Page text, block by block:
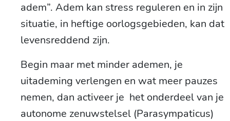
adem”. Adem kan stress reguleren en in zijn
situatie, in heftige oorlogsgebieden, kan dat
levensreddend zijn.
Begin maar met minder ademen, je
uitademing verlengen en wat meer pauzes
nemen, dan activeer je het onderdeel van je
autonome zenuwstelsel (Parasympaticus)